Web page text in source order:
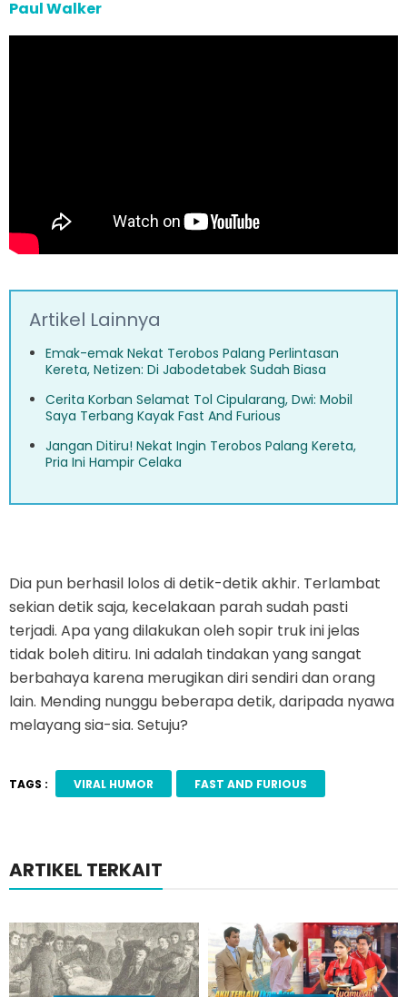
Paul Walker
Artikel Lainnya
Emak-emak Nekat Terobos Palang Perlintasan
Kereta, Netizen: Di Jabodetabek Sudah Biasa
Cerita Korban Selamat Tol Cipularang, Dwi: Mobil
Saya Terbang Kayak Fast And Furious
Jangan Ditiru! Nekat Ingin Terobos Palang Kereta,
Pria Ini Hampir Celaka
Dia pun berhasil lolos di detik-detik akhir. Terlambat
sekian detik saja, kecelakaan parah sudah pasti
terjadi. Apa yang dilakukan oleh sopir truk ini jelas
tidak boleh ditiru. Ini adalah tindakan yang sangat
berbahaya karena merugikan diri sendiri dan orang
lain. Mending nunggu beberapa detik, daripada nyawa
melayang sia-sia. Setuju?
TAGS : VIRAL HUMOR FAST AND FURIOUS
ARTIKEL TERKAIT